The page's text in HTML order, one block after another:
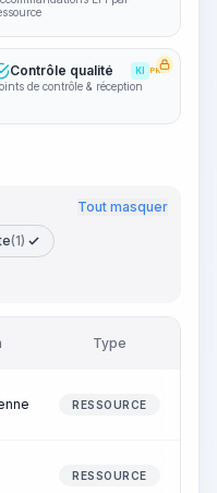
Contrôle qualité KI PRO
de contrôle & réception
Tout masquer
(1)
Type
RESSOURCE
RESSOURCE